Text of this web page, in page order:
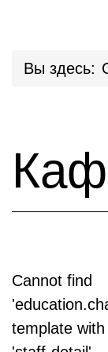
Вы здесь:
Cannot find
template